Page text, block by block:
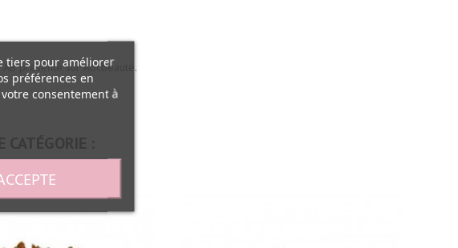
présenté sur Abcbeauté.
:
tiers pour améliorer
préférences en
consentement à